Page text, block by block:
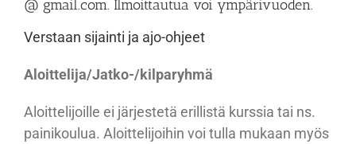
@ gmail.com. Ilmoittautua voi ympärivuoden.
Verstaan sijainti ja ajo-ohjeet
Aloittelija/Jatko-/kilparyhmä
Aloittelijoille ei järjestetä erillistä kurssia tai ns.
painikoulua. Aloittelijoihin voi tulla mukaan myös